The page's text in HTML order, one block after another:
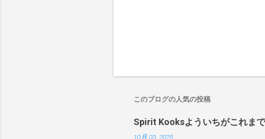
このブログの人気の投稿
Spirit Kooksよういちがこれま
10月 03, 2025